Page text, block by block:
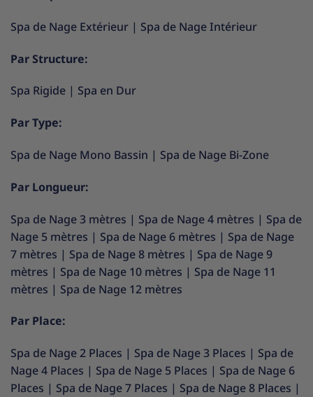
Spa de Nage Extérieur | Spa de Nage Intérieur
Par Structure:
Spa Rigide | Spa en Dur
Par Type:
Spa de Nage Mono Bassin | Spa de Nage Bi-Zone
Par Longueur:
Spa de Nage 3 mètres | Spa de Nage 4 mètres | Spa de
Nage 5 mètres | Spa de Nage 6 mètres | Spa de Nage
7 mètres | Spa de Nage 8 mètres | Spa de Nage 9
mètres | Spa de Nage 10 mètres | Spa de Nage 11
mètres | Spa de Nage 12 mètres
Par Place:
Spa de Nage 2 Places | Spa de Nage 3 Places | Spa de
Nage 4 Places | Spa de Nage 5 Places | Spa de Nage 6
Places | Spa de Nage 7 Places | Spa de Nage 8 Places |